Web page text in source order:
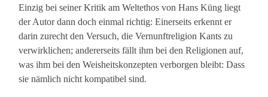
Einzig bei seiner Kritik am Weltethos von Hans Küng liegt
der Autor dann doch einmal richtig: Einerseits erkennt er
darin zurecht den Versuch, die Vernunftreligion Kants zu
verwirklichen; andererseits fällt ihm bei den Religionen auf,
was ihm bei den Weisheitskonzepten verborgen bleibt: Dass
sie nämlich nicht kompatibel sind.